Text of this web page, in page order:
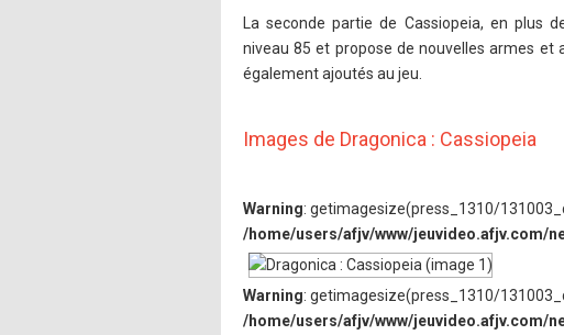
La seconde partie de Cassiopeia, en plus
niveau 85 et propose de nouvelles armes et
également ajoutés au jeu.
Images de Dragonica : Cassiopeia
Warning: getimagesize(press_1310/
/home/users/afjv/www/jeuvideo.afjv.com/
Warning: getimagesize(press_1310/
/home/users/afjv/www/jeuvideo.afjv.com/